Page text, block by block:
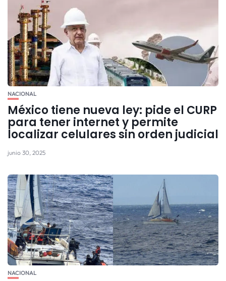
NACIONAL
México tiene nueva ley: pide el CURP
para tener internet y permite
localizar celulares sin orden judicial
junio 30, 2025
NACIONAL